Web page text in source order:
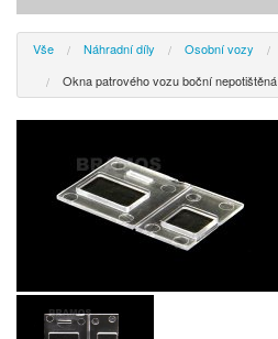
Vše Náhradní díly Osobní vozy
Okna patrového vozu boční nepotištěná